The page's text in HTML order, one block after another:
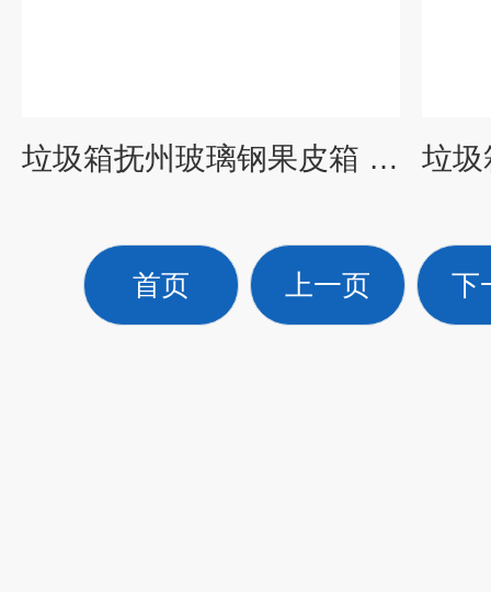
垃圾箱抚州玻璃钢果皮箱 钢木垃圾桶生产厂家 脚踏果皮箱
首页 上一页 下